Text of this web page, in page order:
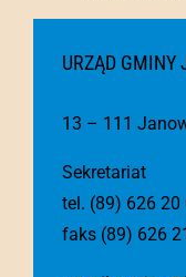
URZĄD GMINY
13 – 111
Sekretariat
tel. (89) 626 20
faks (89) 626